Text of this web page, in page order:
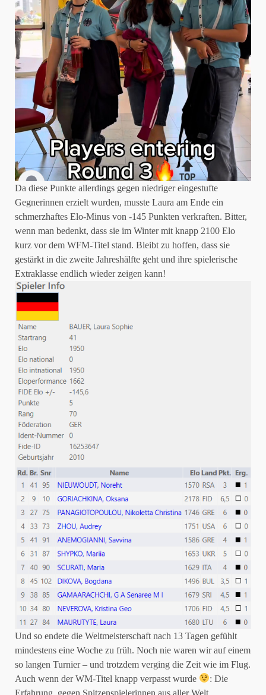
Da diese Punkte allerdings gegen niedriger eingestufte
Gegnerinnen erzielt wurden, musste Laura am Ende ein
schmerzhaftes Elo-Minus von -145 Punkten verkraften. Bitter,
wenn man bedenkt, dass sie im Winter mit knapp 2100 Elo
kurz vor dem WFM-Titel stand. Bleibt zu hoffen, dass sie
gestärkt in die zweite Jahreshälfte geht und ihre spielerische
Extraklasse endlich wieder zeigen kann!
Und so endete die Weltmeisterschaft nach 13 Tagen gefühlt
mindestens eine Woche zu früh. Noch nie waren wir auf einem
so langen Turnier – und trotzdem verging die Zeit wie im Flug.
Auch wenn der WM-Titel knapp verpasst wurde
: Die
Erfahrung, gegen Spitzenspielerinnen aus aller Welt